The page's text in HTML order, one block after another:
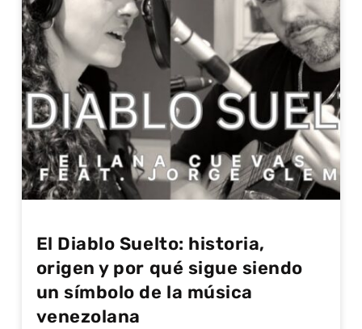
El Diablo Suelto: historia,
origen y por qué sigue siendo
un símbolo de la música
venezolana